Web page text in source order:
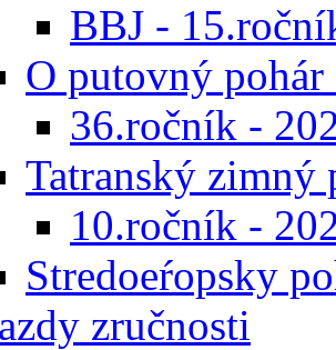
BBJ -
O putovný
36.ročník -
Tatranský zimný
10.ročník -
Stredoeŕopsky
zručnosti